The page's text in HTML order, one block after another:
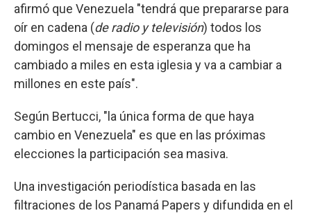
afirmó que Venezuela "tendrá que prepararse para
oír en cadena (de radio y televisión) todos los
domingos el mensaje de esperanza que ha
cambiado a miles en esta iglesia y va a cambiar a
millones en este país".
Según Bertucci, "la única forma de que haya
cambio en Venezuela" es que en las próximas
elecciones la participación sea masiva.
Una investigación periodística basada en las
filtraciones de los Panamá Papers y difundida en el